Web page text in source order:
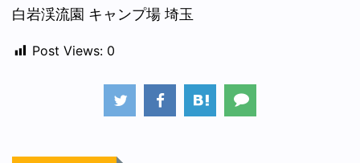
白岩渓流園 キャンプ場 埼玉
Post Views: 0